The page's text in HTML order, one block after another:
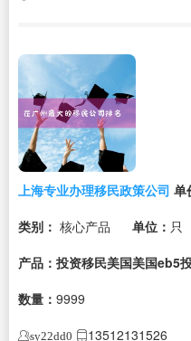
上海专业办理移民政策公司 单
类别： 核心产品 单位： 只
产品：投资移民美国美国eb5
数量： 9999
sy22dd0 13512131526